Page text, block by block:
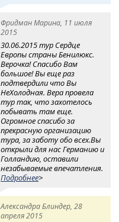
Фридман Марина, 11 июля
2015
30.06.2015 тур Сердце
Европы страны Бенилюкс.
Верочка! Спасибо Вам
большое! Вы еще раз
подтвердили что Вы
НеХолодная. Вера провела
тур так, что захотелось
побывать там еще.
Огромное спасибо за
прекрасную организацию
тура, за заботу обо всех.Вы
открыли для нас Германию и
Голландию, оставили
незабываемые впечатления.
Подробнее>
Александра Блиндер, 28
апреля 2015